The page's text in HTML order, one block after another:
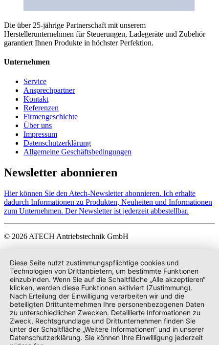
Die über 25-jährige Partnerschaft mit unserem
Herstellerunternehmen für Steuerungen, Ladegeräte und Zubehör
garantiert Ihnen Produkte in höchster Perfektion.
Unternehmen
Service
Ansprechpartner
Kontakt
Referenzen
Firmengeschichte
Über uns
Impressum
Datenschutzerklärung
Allgemeine Geschäftsbedingungen
Newsletter abonnieren
Hier können Sie den Atech-Newsletter abonnieren. Ich erhalte
dadurch Informationen zu Produkten, Neuheiten und Informationen
zum Unternehmen. Der Newsletter ist jederzeit abbestellbar.
© 2026 ATECH Antriebstechnik GmbH
Diese Seite nutzt zustimmungspflichtige cookies und
Technologien von Drittanbietern, um bestimmte Funktionen
einzubinden. Wenn Sie auf die Schaltfläche „Alle akzeptieren“
klicken, werden diese Funktionen aktiviert (Zustimmung).
Nach Erteilung der Einwilligung verarbeiten wir und die
beteiligten Drittunternehmen Ihre personenbezogenen Daten
zu unterschiedlichen Zwecken. Detaillierte Informationen zu
Zweck, Rechtsgrundlage und Drittunternehmen finden Sie
unter der Schaltfläche „Weitere Informationen“ und in unserer
Datenschutzerklärung. Sie können Ihre Einwilligung jederzeit